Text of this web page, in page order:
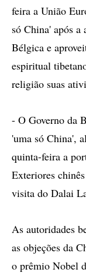
feira a União
só China' após
Bélgica e
espiritual
religião suas
- O Governo da
'uma só China',
quinta-feira a
Exteriores
visita do Dalai
As autoridades
as objeções da
o prêmio Nobel